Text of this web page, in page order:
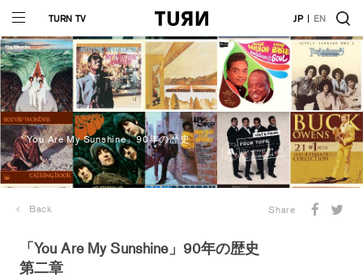
TURN TV JP EN
「You Are My Sunshine」90年の歴史
Back Share
「You Are My Sunshine」90年の歴史
第二章